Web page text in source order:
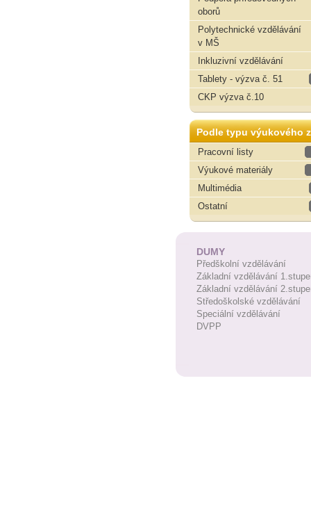
oborů
Polytechnické vzdělávání
v MŠ
Inkluzivní vzdělávání
Tablety - výzva č. 51
CKP výzva č.10
Podle typu výukového
Pracovní listy
Výukové materiály
Multimédia
Ostatní
DUMY
Předškolní vzdělávání
Základní vzdělávání
Základní vzdělávání
Středoškolské vzdělávání
Speciální vzdělávání
DVPP